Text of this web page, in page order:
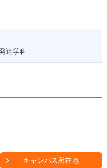
達学科
キャンパス所在地